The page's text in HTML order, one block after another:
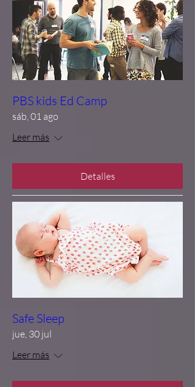
PBS kids Ed Camp
sáb, 01 ago
Leer más
Detalles
Safe Sleep
jue, 30 jul
Leer más